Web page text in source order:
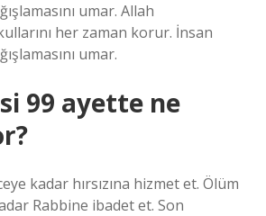
umar. Allah
kullarını her zaman korur. İnsan
umar.
99 ayette ne
kadar hırsızına hizmet et. Ölüm
Rabbine ibadet et. Son